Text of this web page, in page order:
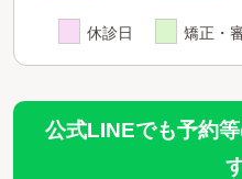
休診日 矯正・
公式LINEでも予約